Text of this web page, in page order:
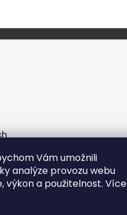
Vám umožnili
analýze provozu webu
výkon a použitelnost. Více